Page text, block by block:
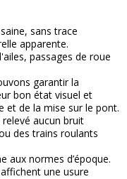
sans trace
apparente.
passages de roue
garantir la
bon état visuel et
et de la mise sur le pont.
aucun bruit
des trains roulants
aux normes d’époque.
une usure